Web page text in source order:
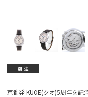
京都発 KUOE(クオ)5周年を記